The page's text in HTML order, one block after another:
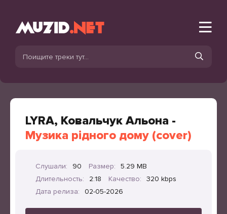
LYRA, Ковальчук Альона -
Музика рідного дому (cover)
Слушали: 90 Размер:
5.29 MB
Длительность:
2:18 Качество:
320 kbps
Дата релиза:
02-05-2026